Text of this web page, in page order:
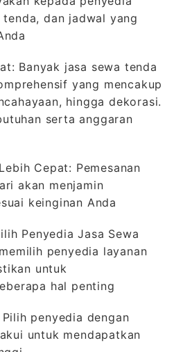
dan jadwal yang
Banyak jasa sewa tenda
yang mencakup
hingga dekorasi.
serta anggaran
Cepat: Pemesanan
akan menjamin
keinginan Anda
Penyedia Jasa Sewa
penyedia layanan
untuk
hal penting
penyedia dengan
untuk mendapatkan